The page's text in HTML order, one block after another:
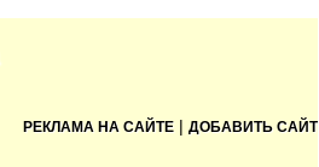
РЕКЛАМА НА САЙТЕ | ДОБАВИТЬ САЙТ